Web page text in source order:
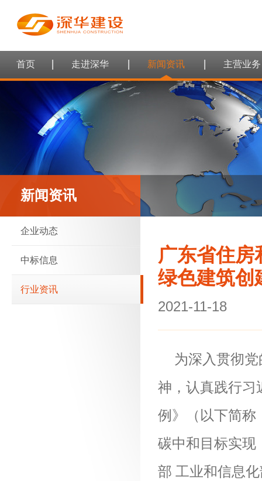
首页 走进深华 新闻资讯 主营业务
新闻资讯
企业动态
中标信息
行业资讯
广东省住房
绿色建筑创
2021-11-18
为深入贯彻
神，认真践行习
例》（以下简称
碳中和目标实现
部 工业和信息